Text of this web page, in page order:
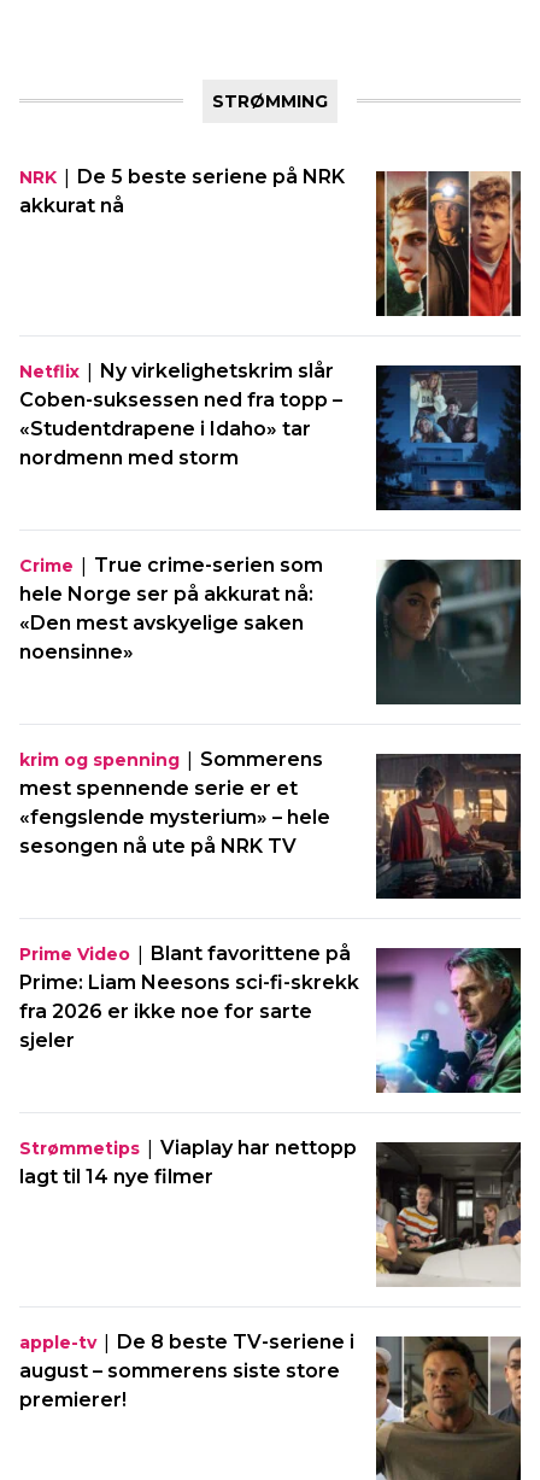
STRØMMING
NRK | De 5 beste seriene på NRK
akkurat nå
Netflix | Ny virkelighetskrim slår
Coben-suksessen ned fra topp –
«Studentdrapene i Idaho» tar
nordmenn med storm
Crime | True crime-serien som
hele Norge ser på akkurat nå:
«Den mest avskyelige saken
noensinne»
krim og spenning | Sommerens
mest spennende serie er et
«fengslende mysterium» – hele
sesongen nå ute på NRK TV
Prime Video | Blant favorittene på
Prime: Liam Neesons sci-fi-skrekk
fra 2026 er ikke noe for sarte
sjeler
Strømmetips | Viaplay har nettopp
lagt til 14 nye filmer
apple-tv| De 8 beste TV-seriene i
august – sommerens siste store
premierer!